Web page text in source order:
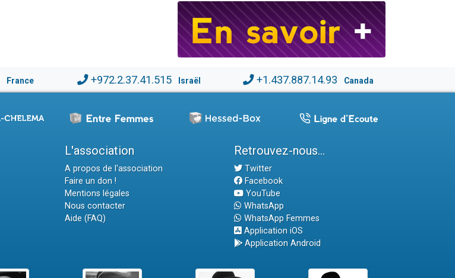
France +972.2.37.41.515 Israël +1.437.887.14.93 Canada
L'association
A propos de l'association
Faire un don !
Mentions légales
Nous contacter
Aide (FAQ)
Retrouvez-nous...
Twitter
Facebook
YouTube
WhatsApp
WhatsApp Femmes
Application iOS
Application Android